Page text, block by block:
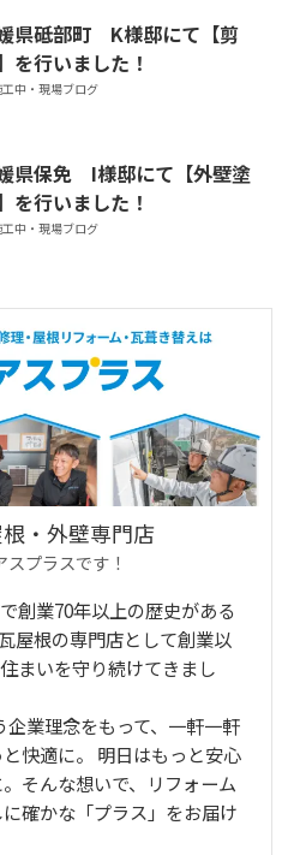
県砥部町 K様邸にて【剪
を行いました！
工中・現場ブログ
県保免 I様邸にて【外壁塗
を行いました！
工中・現場ブログ
・外壁専門店
スプラスです！
創業70年以上の歴史がある
屋根の専門店として創業以
まいを守り続けてきまし
企業理念をもって、一軒一軒
快適に。 明日はもっと安心
そんな想いで、リフォーム
確かな「プラス」をお届け